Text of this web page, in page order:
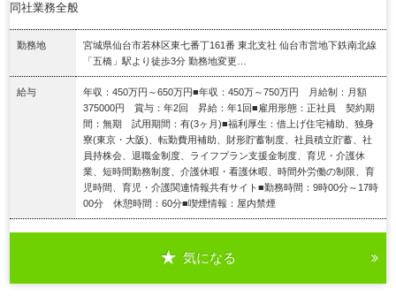
同社業務全般
勤務地
宮城県仙台市若林区東七番丁161番 東北支社 仙台市営地下鉄南北線
「五橋」駅より徒歩3分 勤務地変更…
給与
年収：450万円～650万円■年収：450万～750万円 月給制：月額
375000円 賞与：年2回 昇給：年1回■雇用形態：正社員 契約期
間：無期 試用期間：有(3ヶ月)■福利厚生：借上げ住宅補助、独身
寮(東京・大阪)、転勤費用補助、財形貯蓄制度、社員積立貯蓄、社
員持株会、退職金制度、ライフプラン支援金制度、育児・介護休
業、短時間勤務制度、介護休暇・看護休暇、時間外労働の制限、育
児時間、育児・介護関連情報共有サイト■勤務時間：9時00分～17時
00分 休憩時間：60分■喫煙情報：屋内禁煙
気になる